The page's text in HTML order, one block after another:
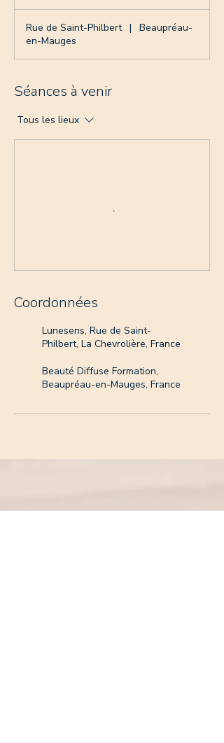
Rue de Saint-Philbert |
Beaupréau-
en-Mauges
Séances à venir
Tous les lieux
Coordonnées
Lunesens, Rue de Saint-
Philbert, La Chevrolière, France
Beauté Diffuse Formation,
Beaupréau-en-Mauges, France